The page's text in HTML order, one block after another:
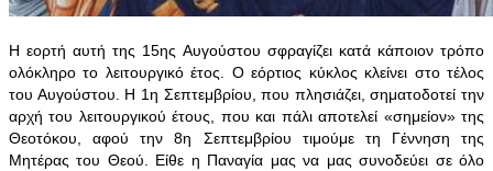
Η εορτή αυτή της 15ης Αυγούστου σφραγίζει κατά κάποιον τρόπο
ολόκληρο το λειτουργικό έτος. Ο εόρτιος κύκλος κλείνει στο τέλος
του Αυγούστου. Η 1η Σεπτεμβρίου, που πλησιάζει, σηματοδοτεί την
αρχή του λειτουργικού έτους, που και πάλι αποτελεί «σημείον» της
Θεοτόκου, αφού την 8η Σεπτεμβρίου τιμούμε τη Γέννηση της
Μητέρας του Θεού. Είθε η Παναγία μας να μας συνοδεύει σε όλο